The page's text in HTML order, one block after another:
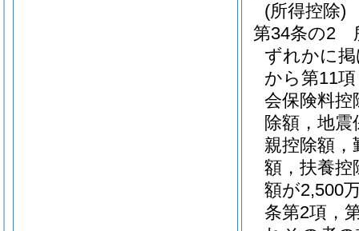
(所得控除)
第34条の2
ずれかに
から第11
会保険料控
除額，地
親控除額，
額，扶養控
額が2,500
条第2項，